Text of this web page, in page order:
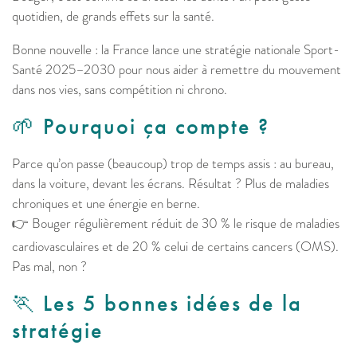
quotidien, de grands effets sur la santé.
Bonne nouvelle : la France lance une stratégie nationale Sport-
Santé 2025–2030 pour nous aider à remettre du mouvement
dans nos vies, sans compétition ni chrono.
🌱 Pourquoi ça compte ?
Parce qu’on passe (beaucoup) trop de temps assis : au bureau,
dans la voiture, devant les écrans. Résultat ? Plus de maladies
chroniques et une énergie en berne.
👉 Bouger régulièrement réduit de 30 % le risque de maladies
cardiovasculaires et de 20 % celui de certains cancers (OMS).
Pas mal, non ?
🏃 Les 5 bonnes idées de la
stratégie